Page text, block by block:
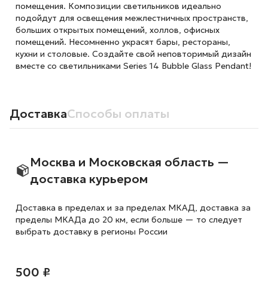
помещения. Композиции светильников идеально
подойдут для освещения межлестничных пространств,
больших открытых помещений, холлов, офисных
помещений. Несомненно украсят бары, рестораны,
кухни и столовые. Создайте свой неповторимый дизайн
вместе со светильниками Series 14 Bubble Glass Pendant!
ДоставкаСпособы оплаты
Москва и Московская область —
доставка курьером
Доставка в пределах и за пределах МКАД, доставка за
пределы МКАДа до 20 км, если больше — то следует
выбрать доставку в регионы России
500 ₽